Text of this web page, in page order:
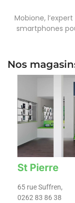
Mobione,
smartphones
Nos
St Pierre
65 rue Suffren,
0262 83 86 38